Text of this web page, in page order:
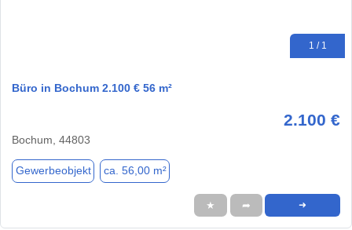
1 / 1
Büro in Bochum 2.100 € 56 m²
2.100 €
Bochum, 44803
Gewerbeobjekt ca. 56,00 m²
★ ➦ ➜